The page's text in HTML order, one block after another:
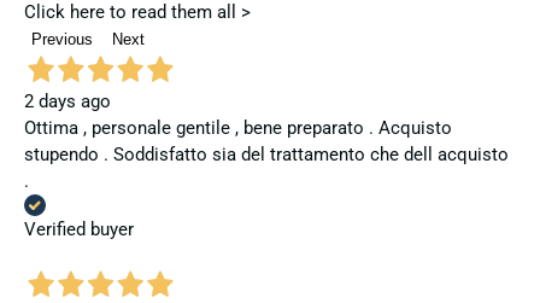
Click here to read them all >
Previous Next
2 days ago
Ottima , personale gentile , bene preparato . Acquisto
stupendo . Soddisfatto sia del trattamento che dell acquisto
.
Verified buyer